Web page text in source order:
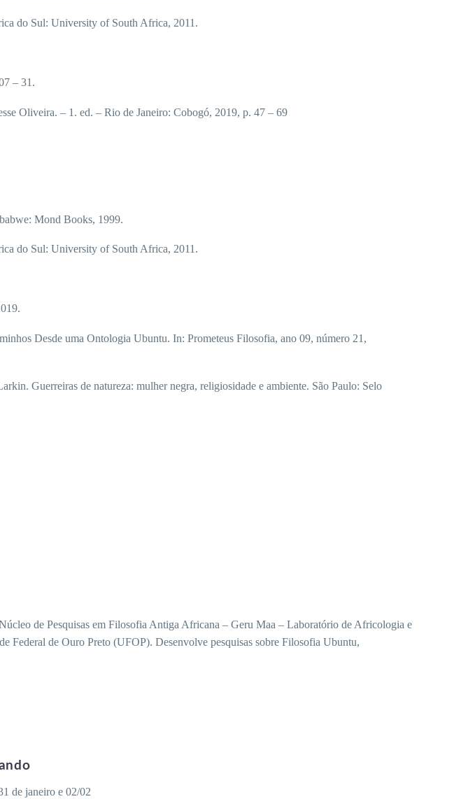
do Sul: University of South Africa, 2011.
– 31.
Oliveira. – 1. ed. – Rio de Janeiro: Cobogó, 2019, p. 47 – 69
Mond Books, 1999.
do Sul: University of South Africa, 2011.
Desde uma Ontologia Ubuntu. In: Prometeus Filosofia, ano 09, número 21,
Guerreiras de natureza: mulher negra, religiosidade e ambiente. São Paulo: Selo
de Pesquisas em Filosofia Antiga Africana – Geru Maa – Laboratório de Africologia e
Federal de Ouro Preto (UFOP). Desenvolve pesquisas sobre Filosofia Ubuntu,
de janeiro e 02/02